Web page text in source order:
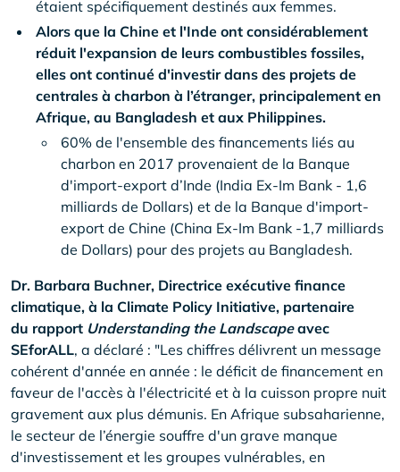
étaient spécifiquement destinés aux femmes.
Alors que la Chine et l'Inde ont considérablement
réduit l'expansion de leurs combustibles fossiles,
elles ont continué d'investir dans des projets de
centrales à charbon à l’étranger, principalement en
Afrique, au Bangladesh et aux Philippines.
60% de l'ensemble des financements liés au
charbon en 2017 provenaient de la Banque
d'import-export d’Inde (India Ex-Im Bank - 1,6
milliards de Dollars) et de la Banque d'import-
export de Chine (China Ex-Im Bank -1,7 milliards
de Dollars) pour des projets au Bangladesh.
Dr. Barbara Buchner, Directrice exécutive finance
climatique, à la Climate Policy Initiative, partenaire
du rapport Understanding the Landscape avec
SEforALL, a déclaré : "Les chiffres délivrent un message
cohérent d'année en année : le déficit de financement en
faveur de l'accès à l'électricité et à la cuisson propre nuit
gravement aux plus démunis. En Afrique subsaharienne,
le secteur de l’énergie souffre d'un grave manque
d'investissement et les groupes vulnérables, en